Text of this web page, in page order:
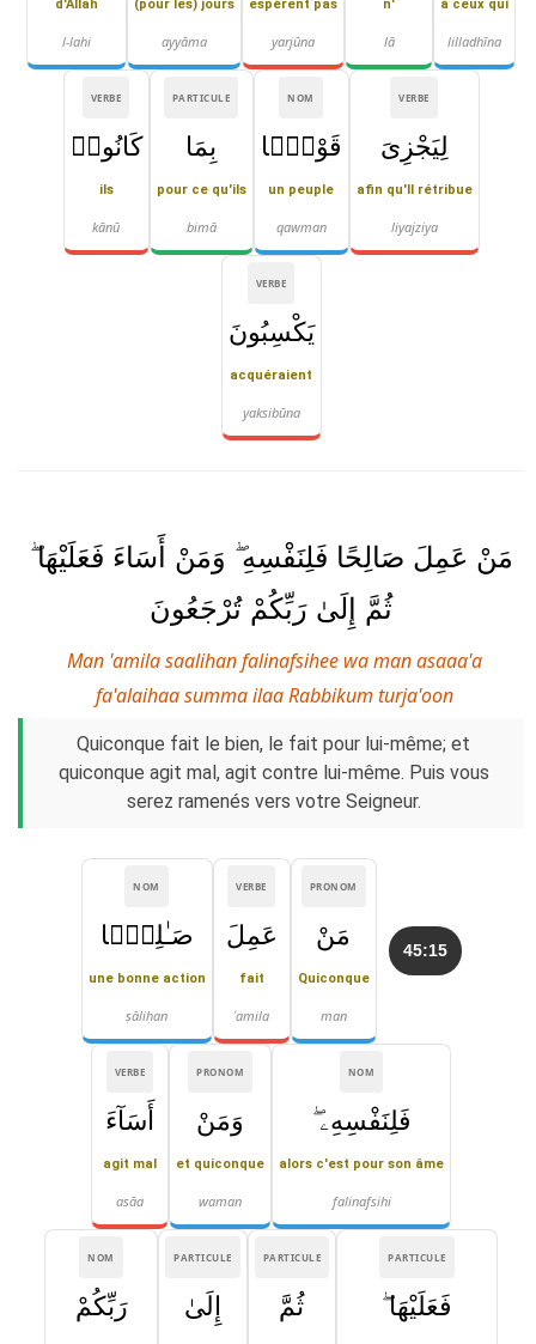
à ceux qui
lilladhīna
n'
lā
espèrent pas
yarjūna
(pour les) jours
ayyāma
d'Allah
l-lahi
VERBE
لِيَجْزِىَ
afin qu'Il rétribue
liyajziya
NOM
قَوْمًۢا
un peuple
qawman
PARTICULE
بِمَا
pour ce qu'ils
bimā
VERBE
كَانُوا۟
ils
kānū
VERBE
يَكْسِبُونَ
acquéraient
yaksibūna
مَنْ عَمِلَ صَالِحًا فَلِنَفْسِهِ ۖ وَمَنْ أَسَاءَ فَعَلَيْهَا ۖ
ثُمَّ إِلَىٰ رَبِّكُمْ تُرْجَعُونَ
Man 'amila saalihan falinafsihee wa man asaaa'a
fa'alaihaa summa ilaa Rabbikum turja'oon
Quiconque fait le bien, le fait pour lui-même; et
quiconque agit mal, agit contre lui-même. Puis vous
serez ramenés vers votre Seigneur.
45:15
PRONOM
مَنْ
Quiconque
man
VERBE
عَمِلَ
fait
ʿamila
NOM
صَـٰلِحًۭا
une bonne action
ṣāliḥan
NOM
فَلِنَفْسِهِۦ ۖ
alors c'est pour son âme
falinafsihi
PRONOM
وَمَنْ
et quiconque
waman
VERBE
أَسَآءَ
agit mal
asāa
PARTICULE
فَعَلَيْهَا ۖ
PARTICULE
ثُمَّ
PARTICULE
إِلَىٰ
NOM
رَبِّكُمْ